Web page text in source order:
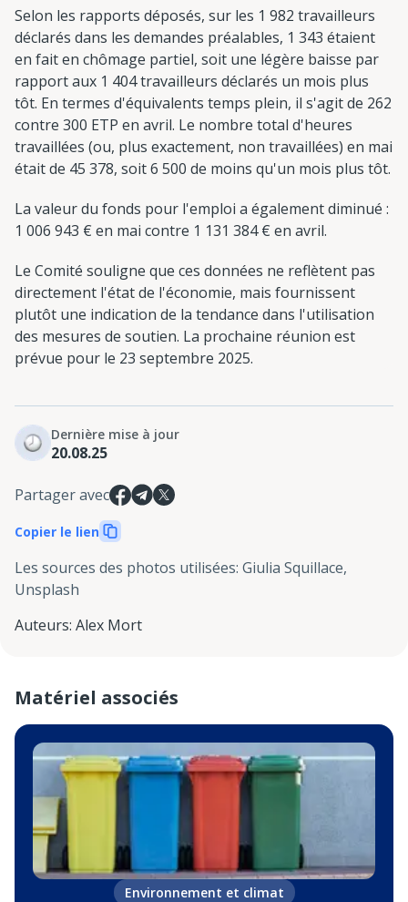
Selon les rapports déposés, sur les 1 982 travailleurs
déclarés dans les demandes préalables, 1 343 étaient
en fait en chômage partiel, soit une légère baisse par
rapport aux 1 404 travailleurs déclarés un mois plus
tôt. En termes d'équivalents temps plein, il s'agit de 262
contre 300 ETP en avril. Le nombre total d'heures
travaillées (ou, plus exactement, non travaillées) en mai
était de 45 378, soit 6 500 de moins qu'un mois plus tôt.
La valeur du fonds pour l'emploi a également diminué :
1 006 943 € en mai contre 1 131 384 € en avril.
Le Comité souligne que ces données ne reflètent pas
directement l'état de l'économie, mais fournissent
plutôt une indication de la tendance dans l'utilisation
des mesures de soutien. La prochaine réunion est
prévue pour le 23 septembre 2025.
Dernière mise à jour
20.08.25
Partager avec
Copier le lien
Les sources des photos utilisées: Giulia Squillace,
Unsplash
Auteurs: Alex Mort
Matériel associés
Environnement et climat